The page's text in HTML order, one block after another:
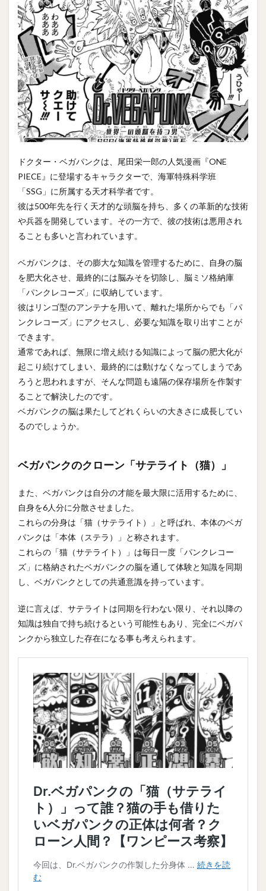
ドクター・ベガパンクは、尾田栄一郎の人気漫画『ONE
PIECE』に登場するキャラクターで、海軍特殊科学班
「SSG」に所属する天才科学者です。
彼は500年先を行く天才的な頭脳を持ち、多くの革新的な技術
や兵器を開発しています。その一方で、彼の技術は悪用され
ることも多いと言われています。
ベガパンクは、その膨大な知識を管理するために、自身の脳
を肥大化させ、最終的には脳みそを切除し、脳ミソ格納庫
「パンクレコーズ」に収納しています。
彼はリンゴ型のアンテナを用いて、離れた場所からでも「パ
ンクレコーズ」にアクセスし、必要な知識を取り出すことが
できます。
通常であれば、無限に増え続ける知識によって脳の肥大化が
起こり続けてしまい、最終的には動けなくなってしまうであ
ろうと思われますが、そんな問題も遠隔の保存場所を作製す
ることで解決したのです。
ベガパンクの脳は果たしてどれくらいの大きさに成長してい
るのでしょうか。
ベガパンクのクローン「サテライト（猫）」
また、ベガパンクは自分の才能を最大限に活用するために、
自身を6人分に分散させました。
これらの分身は「猫（サテライト）」と呼ばれ、本体のベガ
パンクは「本体（ステラ）」と称されます。
これらの「猫（サテライト）」は毎日一度「パンクレコー
ズ」に格納されたベガパンクの脳を通して体験と知識を同期
し、ベガパンクとしての共通意識を持っています。
逆に言えば、サテライトは同期を行わない限り、それ以降の
知識は独自で持ち続けるという可能性もあり、完全にベガパ
ンクから独立した存在になる事も考えられます。